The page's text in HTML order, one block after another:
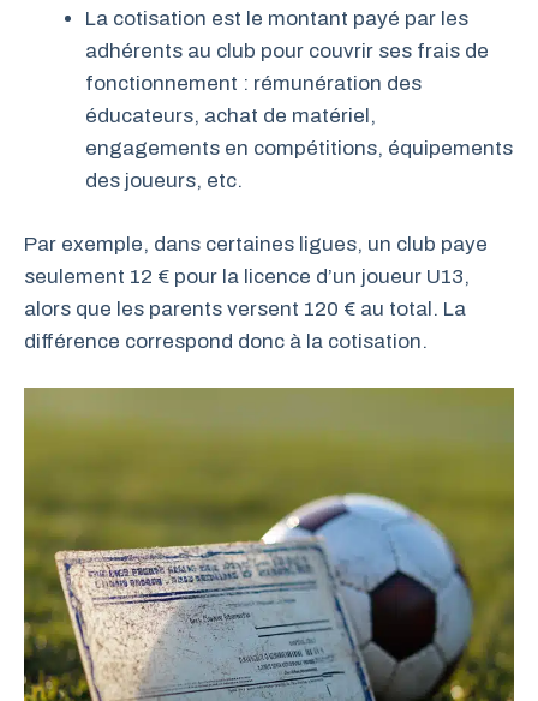
La cotisation est le montant payé par les
adhérents au club pour couvrir ses frais de
fonctionnement : rémunération des
éducateurs, achat de matériel,
engagements en compétitions, équipements
des joueurs, etc.
Par exemple, dans certaines ligues, un club paye
seulement 12 € pour la licence d’un joueur U13,
alors que les parents versent 120 € au total. La
différence correspond donc à la cotisation.